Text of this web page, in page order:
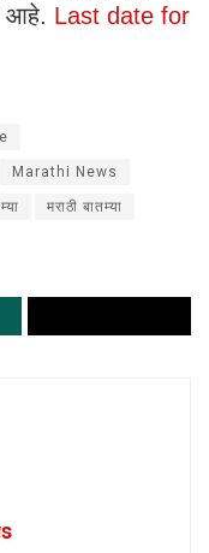
आहे. Last date for
Marathi News
मराठी बातम्या